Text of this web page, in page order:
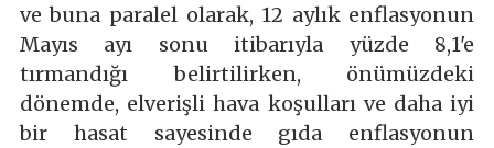
ve buna paralel olarak, 12 aylık enflasyonun
Mayıs ayı sonu itibarıyla yüzde 8,1'e
tırmandığı belirtilirken, önümüzdeki
dönemde, elverişli hava koşulları ve daha iyi
bir hasat sayesinde gıda enflasyonun